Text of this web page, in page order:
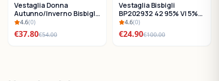
SALDI
Vestaglia Donna
Autunno/Inverno Bisbigli
BO288632
4.6(0)
€37.80€54.00
SALDI
Vestaglia Bisbigli
BP202932 42 95% VI 5%
EA4.6(0)
€24.90€100.00